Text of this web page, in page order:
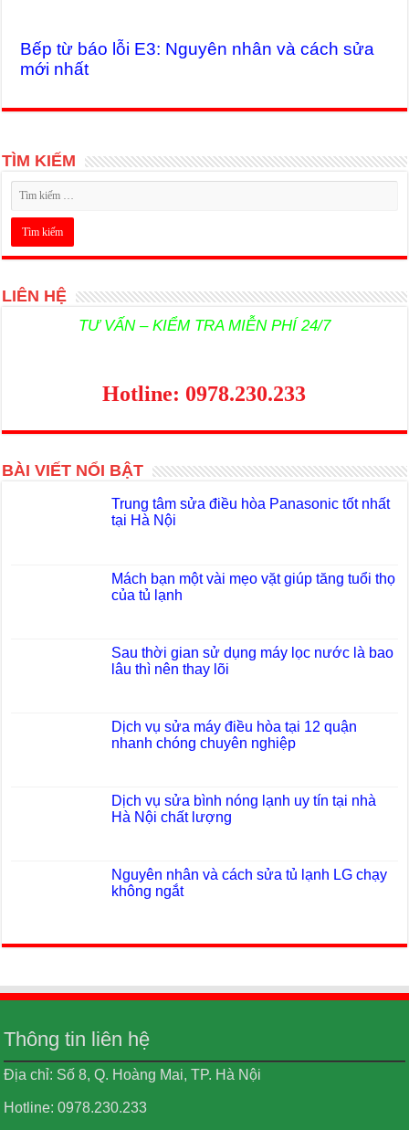
Bếp từ báo lỗi E3: Nguyên nhân và cách sửa
mới nhất
TÌM KIẾM
LIÊN HỆ
TƯ VẤN – KIỂM TRA MIỄN PHÍ 24/7
Hotline: 0978.230.233
BÀI VIẾT NỔI BẬT
Trung tâm sửa điều hòa Panasonic tốt nhất
tại Hà Nội
Mách bạn một vài mẹo vặt giúp tăng tuổi thọ
của tủ lạnh
Sau thời gian sử dụng máy lọc nước là bao
lâu thì nên thay lõi
Dịch vụ sửa máy điều hòa tại 12 quận
nhanh chóng chuyên nghiệp
Dịch vụ sửa bình nóng lạnh uy tín tại nhà
Hà Nội chất lượng
Nguyên nhân và cách sửa tủ lạnh LG chạy
không ngắt
Thông tin liên hệ
Địa chỉ: Số 8, Q. Hoàng Mai, TP. Hà Nội
Hotline: 0978.230.233